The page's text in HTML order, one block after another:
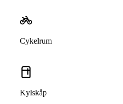
Cykelrum
Kylskåp